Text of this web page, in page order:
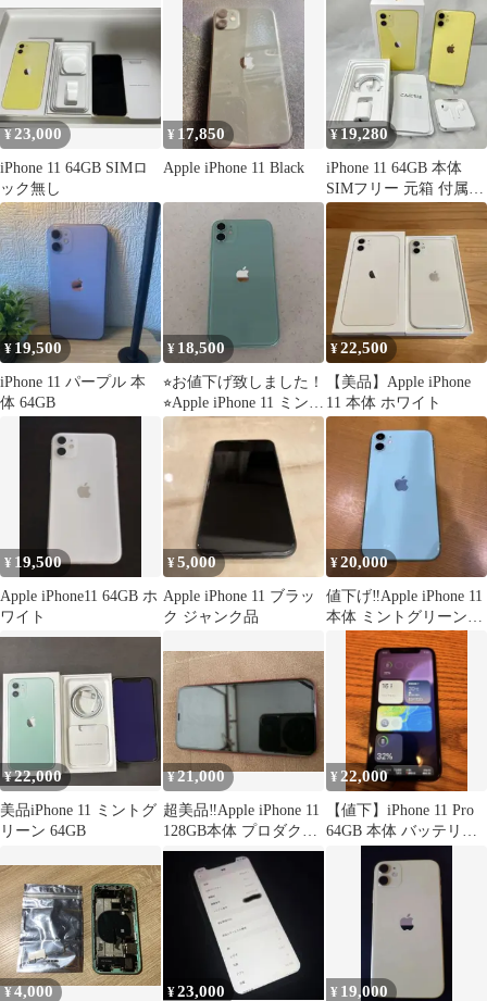
¥23,000
iPhone 11 64GB SIMロ
ック無し
¥ 17,850
Apple iPhone 11 Black
¥19,280
iPhone 11 64GB 本体
SIMフリー 元箱 付属品
バッテリー74％
¥ 19,500
iPhone 11 パープル 本
体 64GB
¥ 18,500
⭐︎お値下げ致しました！
⭐︎Apple iPhone 11 ミン
トグリーン 本体
¥22,500
【美品】Apple iPhone
11 本体 ホワイト
¥ 19,500
Apple iPhone11 64GB ホ
ワイト
¥5,000
Apple iPhone 11 ブラッ
ク ジャンク品
¥20,000
値下げ‼️Apple iPhone 11
本体 ミントグリーン64
ギガ
¥22,000
美品iPhone 11 ミントグ
リーン 64GB
¥21,000
超美品‼️Apple iPhone 11
128GB本体 プロダクト
レッド
¥22,000
【値下】iPhone 11 Pro
64GB 本体 バッテリー
¥4,000 ¥23,000 ¥ 19,000